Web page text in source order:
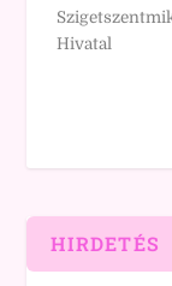
Hivatal
HIRDETÉS